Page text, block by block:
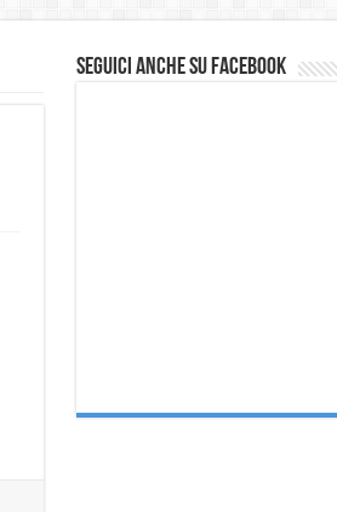
Seguici anche su Facebook